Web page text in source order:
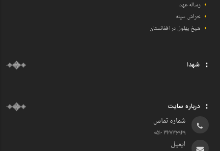
رساله عهد
خراش سینه
شیخ بهلول در افغانستان
شهدا
درباره سایت
شماره تماس
32736929 -051
ایمیل